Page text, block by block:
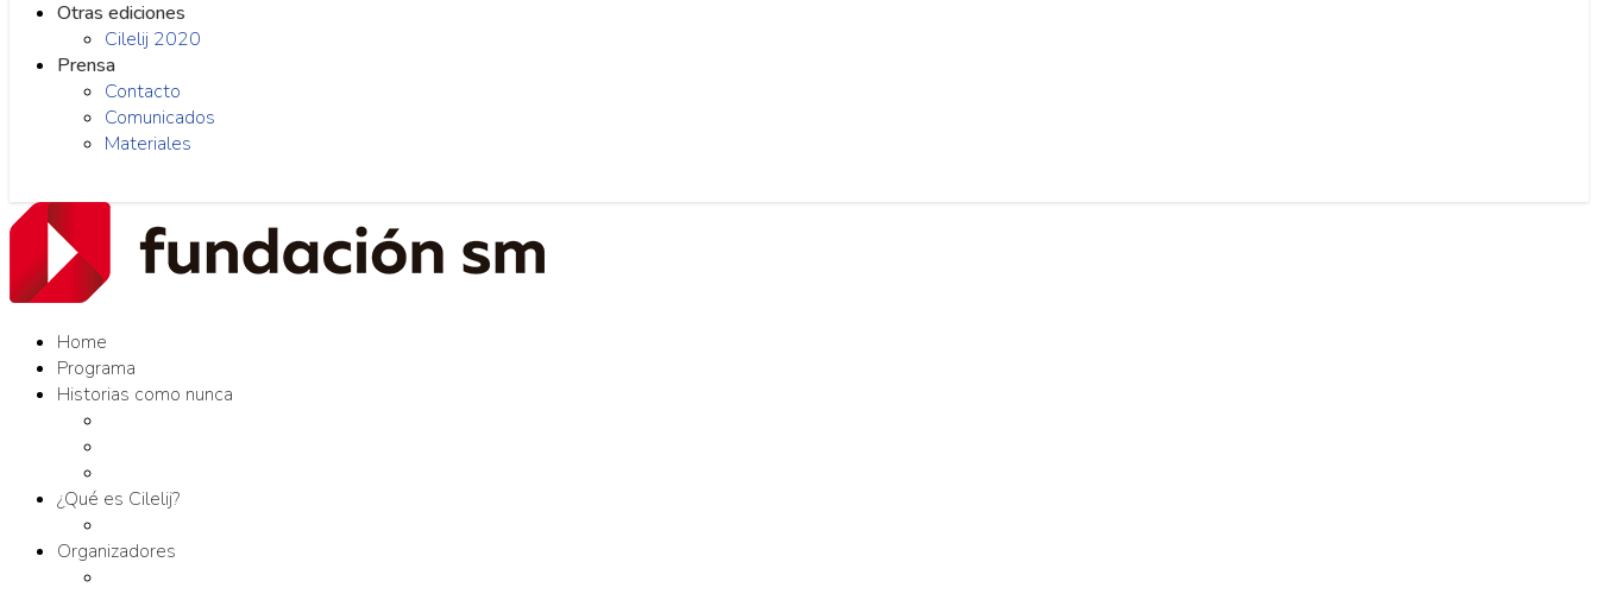
Otras ediciones
Cilelij 2020
Prensa
Contacto
Comunicados
Materiales
Home
Programa
Historias como nunca
¿Qué es Cilelij?
Organizadores